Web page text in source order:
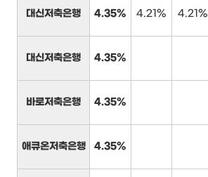
대신저축은행 4.35% 4.21% 4.21%
대신저축은행 4.35%
바로저축은행 4.35%
애큐온저축은행 4.35%